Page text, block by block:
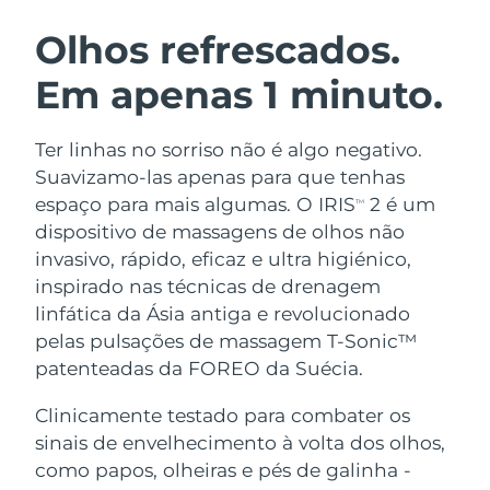
Olhos refrescados.
Em apenas 1 minuto.
Ter linhas no sorriso não é algo negativo.
Suavizamo-las apenas para que tenhas
espaço para mais algumas. O IRISTM
2 é um
dispositivo de massagens de olhos não
invasivo, rápido, eficaz e ultra higiénico,
inspirado nas técnicas de drenagem
linfática da Ásia antiga e revolucionado
pelas pulsações de massagem T-Sonic™
patenteadas da FOREO da Suécia.
Clinicamente testado para combater os
sinais de envelhecimento à volta dos olhos,
como papos, olheiras e pés de galinha -
LUNA™ 4 kit
Anti-aging massage
LUNA™ 4 Plus
Massage, LED heating
For men, anti-aging massage
BEAR™ 2 kit
Microcurrent toning
BEAR™ 2 go
Microcurrent toning on-the-go
Microcurrent line smoothing device
Hidratação
UFO™ 3 kit
Deep facial hydration
UFO™ 3 LED
Near-infrared and red light therapy
device
Cuidado oral
issa™ 4
Hybrid silicone sonic toothbrush
issa™ 4 plus
Smart hybrid silicone sonic toothbrush
TRATAMENTO ANTIENVELHECIMENTO
FAQ™
Antienvelhecimento Tratamentos LED
Áustria Entrega prevista
Barein Entrega prevista8/10/26
Bélgica
Bermudas Entrega prevista8/15/26
Bósnia e
Herzegovina
Entrega prevista
Brunei Entrega prevista8/14/26
Bulgária Entrega prevista
Canadá Entrega prevista8/13/26
Chile Entrega prevista 8/13/26